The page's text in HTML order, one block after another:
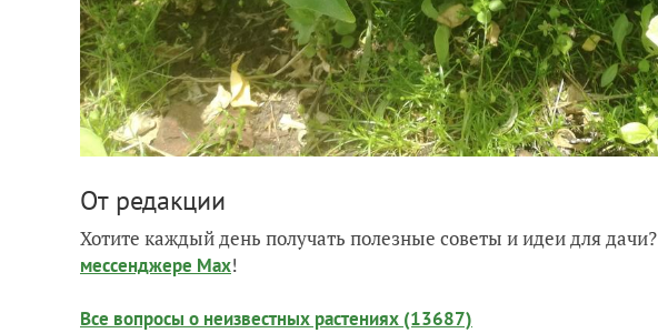
От редакции
Хотите каждый день получать полезные советы и идеи для дачи?
мессенджере Max!
Все вопросы о неизвестных растениях (13687)